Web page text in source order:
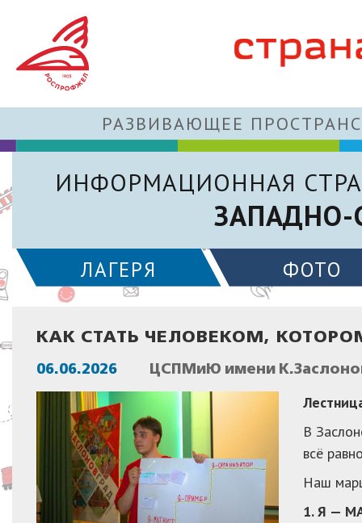
РАЗВИВАЮЩЕЕ
ИНФОРМАЦИОННАЯ
ЛАГЕРЯ ФОТО
КАК СТАТЬ ЧЕЛОВЕКОМ,
06.06.2026 ЦСПМиЮ имени
В
всё
Наш
1. Я —